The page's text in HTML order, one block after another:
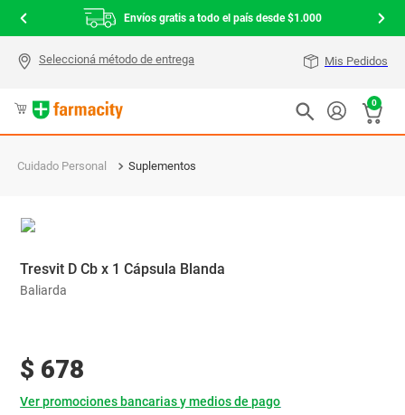
Envíos gratis a todo el país desde $1.000
Mis Pedidos
0
Cuidado Personal Suplementos
Tresvit D Cb x 1 Cápsula Blanda
Baliarda
$ 678
Ver promociones bancarias y medios de pago